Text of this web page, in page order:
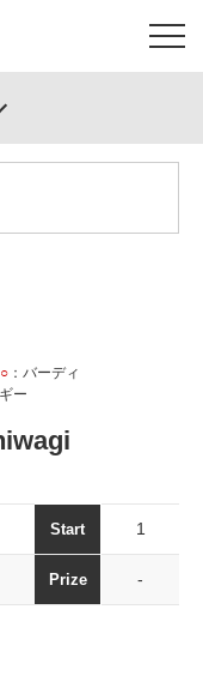
○ ：バーディ
ー
Start 1
Prize -